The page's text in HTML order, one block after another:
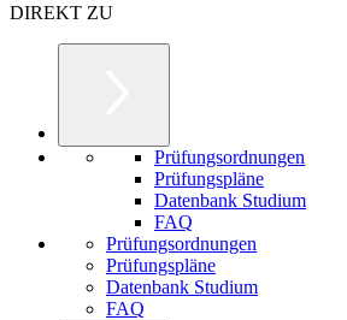
DIREKT ZU
Prüfungsordnungen
Prüfungspläne
Datenbank Studium
FAQ
Prüfungsordnungen
Prüfungspläne
Datenbank Studium
FAQ